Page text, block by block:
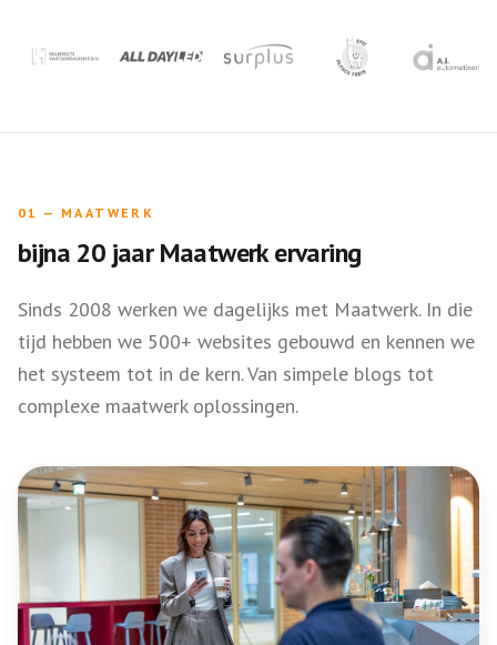
01 — MAATWERK
bijna 20 jaar Maatwerk ervaring
Sinds 2008 werken we dagelijks met Maatwerk. In die
tijd hebben we 500+ websites gebouwd en kennen we
het systeem tot in de kern. Van simpele blogs tot
complexe maatwerk oplossingen.